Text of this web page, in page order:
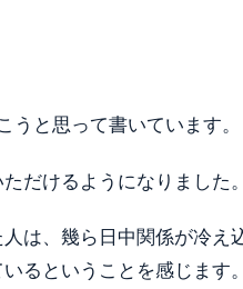
と思って書いています。
だけるようになりました。
は、幾ら日中関係が冷え
るということを感じます。